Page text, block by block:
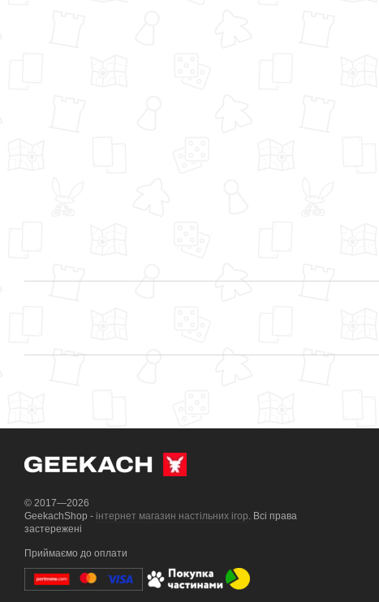
© 2017—2026
GeekachShop - інтернет магазин настільних ігор. Всі права
застережені
Приймаємо до оплати